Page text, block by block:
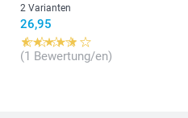
2 Varianten
26,95
(1 Bewertung/en)